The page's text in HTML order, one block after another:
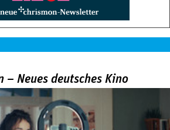
– Neues deutsches Kino